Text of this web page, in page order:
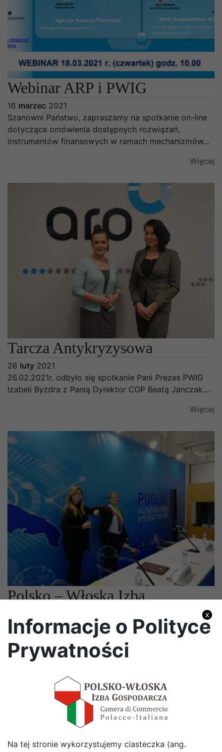
Webinar ARP i PWIG
16 marzec 2021
Szanowni Państwo, zapraszamy na spotkanie on-line
dotyczące omówienia dostępnych rozwiązań,
instrumentów finansowych w ramach mechanizmów...
Więcej
Tarcza Antykryzysowa
26 luty 2021
26.02.2021r. odbyło się spotkanie Pani Prezes PWIG
Izabeli Byzdra z Panią Dyrektor COP Beatą Janczak....
Więcej
Polsko – Włoska Izba
Gospodarcza na Fiera del
Levante
13 październik 2020
Z wielką radością pragniemy poinformować, że w
dniach 3-11 października, we włoskim Bari odbyło
« Poprzednie 1 2 3 4
x
Informacje o Polityce
Prywatności
Na tej stronie wykorzystujemy ciasteczka (ang.